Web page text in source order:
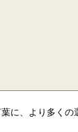
に、より多く